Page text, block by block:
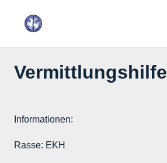
Vermittlungshilfe
Informationen:
Rasse: EKH